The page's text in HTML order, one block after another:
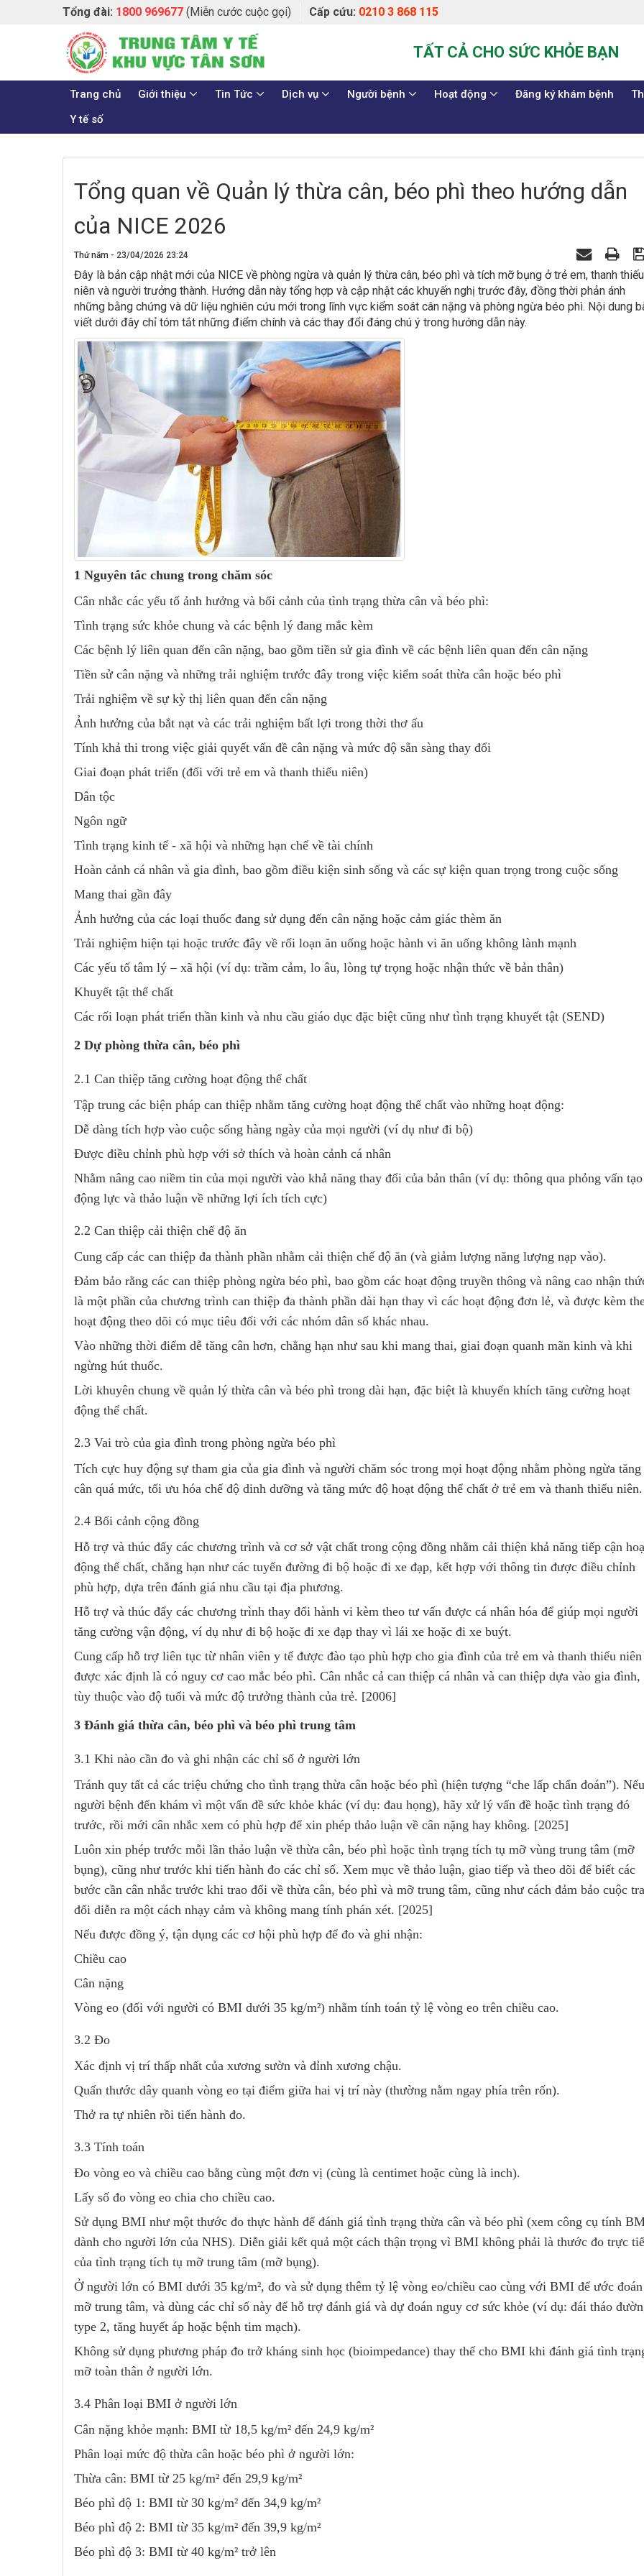
Tổng đài: 1800 969677 (Miễn cước cuộc gọi) Cấp cứu: 0210 3 868 115
TẤT CẢ CHO SỨC KHỎE BẠN
Trang chủ Giới thiệu Tin Tức Dịch vụ Người bệnh Hoạt động Đăng ký khám bệnh
Y tế số
Tổng quan về Quản lý thừa cân, béo phì theo hướng dẫn
của NICE 2026
Thứ năm - 23/04/2026 23:24
Đây là bản cập nhật mới của NICE về phòng ngừa và quản lý thừa cân, béo phì và tích mỡ bụng ở trẻ em, thanh thiếu
niên và người trưởng thành. Hướng dẫn này tổng hợp và cập nhật các khuyến nghị trước đây, đồng thời phản ánh
những bằng chứng và dữ liệu nghiên cứu mới trong lĩnh vực kiểm soát cân nặng và phòng ngừa béo phì. Nội dung
viết dưới đây chỉ tóm tắt những điểm chính và các thay đổi đáng chú ý trong hướng dẫn này.
1 Nguyên tắc chung trong chăm sóc
Cân nhắc các yếu tố ảnh hưởng và bối cảnh của tình trạng thừa cân và béo phì:
Tình trạng sức khỏe chung và các bệnh lý đang mắc kèm
Các bệnh lý liên quan đến cân nặng, bao gồm tiền sử gia đình về các bệnh liên quan đến cân nặng
Tiền sử cân nặng và những trải nghiệm trước đây trong việc kiểm soát thừa cân hoặc béo phì
Trải nghiệm về sự kỳ thị liên quan đến cân nặng
Ảnh hưởng của bắt nạt và các trải nghiệm bất lợi trong thời thơ ấu
Tính khả thi trong việc giải quyết vấn đề cân nặng và mức độ sẵn sàng thay đổi
Giai đoạn phát triển (đối với trẻ em và thanh thiếu niên)
Dân tộc
Ngôn ngữ
Tình trạng kinh tế - xã hội và những hạn chế về tài chính
Hoàn cảnh cá nhân và gia đình, bao gồm điều kiện sinh sống và các sự kiện quan trọng trong cuộc sống
Mang thai gần đây
Ảnh hưởng của các loại thuốc đang sử dụng đến cân nặng hoặc cảm giác thèm ăn
Trải nghiệm hiện tại hoặc trước đây về rối loạn ăn uống hoặc hành vi ăn uống không lành mạnh
Các yếu tố tâm lý – xã hội (ví dụ: trầm cảm, lo âu, lòng tự trọng hoặc nhận thức về bản thân)
Khuyết tật thể chất
Các rối loạn phát triển thần kinh và nhu cầu giáo dục đặc biệt cũng như tình trạng khuyết tật (SEND)
2 Dự phòng thừa cân, béo phì
2.1 Can thiệp tăng cường hoạt động thể chất
Tập trung các biện pháp can thiệp nhằm tăng cường hoạt động thể chất vào những hoạt động:
Dễ dàng tích hợp vào cuộc sống hàng ngày của mọi người (ví dụ như đi bộ)
Được điều chỉnh phù hợp với sở thích và hoàn cảnh cá nhân
Nhằm nâng cao niềm tin của mọi người vào khả năng thay đổi của bản thân (ví dụ: thông qua phỏng vấn tạo
động lực và thảo luận về những lợi ích tích cực)
2.2 Can thiệp cải thiện chế độ ăn
Cung cấp các can thiệp đa thành phần nhằm cải thiện chế độ ăn (và giảm lượng năng lượng nạp vào).
Đảm bảo rằng các can thiệp phòng ngừa béo phì, bao gồm các hoạt động truyền thông và nâng cao nhận
là một phần của chương trình can thiệp đa thành phần dài hạn thay vì các hoạt động đơn lẻ, và được kèm
hoạt động theo dõi có mục tiêu đối với các nhóm dân số khác nhau.
Vào những thời điểm dễ tăng cân hơn, chẳng hạn như sau khi mang thai, giai đoạn quanh mãn kinh và khi
ngừng hút thuốc.
Lời khuyên chung về quản lý thừa cân và béo phì trong dài hạn, đặc biệt là khuyến khích tăng cường hoạt
động thể chất.
2.3 Vai trò của gia đình trong phòng ngừa béo phì
Tích cực huy động sự tham gia của gia đình và người chăm sóc trong mọi hoạt động nhằm phòng ngừa tăng
cân quá mức, tối ưu hóa chế độ dinh dưỡng và tăng mức độ hoạt động thể chất ở trẻ em và thanh thiếu niên.
2.4 Bối cảnh cộng đồng
Hỗ trợ và thúc đẩy các chương trình và cơ sở vật chất trong cộng đồng nhằm cải thiện khả năng tiếp cận
động thể chất, chẳng hạn như các tuyến đường đi bộ hoặc đi xe đạp, kết hợp với thông tin được điều chỉnh
phù hợp, dựa trên đánh giá nhu cầu tại địa phương.
Hỗ trợ và thúc đẩy các chương trình thay đổi hành vi kèm theo tư vấn được cá nhân hóa để giúp mọi người
tăng cường vận động, ví dụ như đi bộ hoặc đi xe đạp thay vì lái xe hoặc đi xe buýt.
Cung cấp hỗ trợ liên tục từ nhân viên y tế được đào tạo phù hợp cho gia đình của trẻ em và thanh thiếu niên
được xác định là có nguy cơ cao mắc béo phì. Cân nhắc cả can thiệp cá nhân và can thiệp dựa vào gia đình,
tùy thuộc vào độ tuổi và mức độ trưởng thành của trẻ. [2006]
3 Đánh giá thừa cân, béo phì và béo phì trung tâm
3.1 Khi nào cần đo và ghi nhận các chỉ số ở người lớn
Tránh quy tất cả các triệu chứng cho tình trạng thừa cân hoặc béo phì (hiện tượng “che lấp chẩn đoán”). Nếu
người bệnh đến khám vì một vấn đề sức khỏe khác (ví dụ: đau họng), hãy xử lý vấn đề hoặc tình trạng đó
trước, rồi mới cân nhắc xem có phù hợp để xin phép thảo luận về cân nặng hay không. [2025]
Luôn xin phép trước mỗi lần thảo luận về thừa cân, béo phì hoặc tình trạng tích tụ mỡ vùng trung tâm (mỡ
bụng), cũng như trước khi tiến hành đo các chỉ số. Xem mục về thảo luận, giao tiếp và theo dõi để biết các
bước cần cân nhắc trước khi trao đổi về thừa cân, béo phì và mỡ trung tâm, cũng như cách đảm bảo cuộc
đổi diễn ra một cách nhạy cảm và không mang tính phán xét. [2025]
Nếu được đồng ý, tận dụng các cơ hội phù hợp để đo và ghi nhận:
Chiều cao
Cân nặng
Vòng eo (đối với người có BMI dưới 35 kg/m²) nhằm tính toán tỷ lệ vòng eo trên chiều cao.
3.2 Đo
Xác định vị trí thấp nhất của xương sườn và đỉnh xương chậu.
Quấn thước dây quanh vòng eo tại điểm giữa hai vị trí này (thường nằm ngay phía trên rốn).
Thở ra tự nhiên rồi tiến hành đo.
3.3 Tính toán
Đo vòng eo và chiều cao bằng cùng một đơn vị (cùng là centimet hoặc cùng là inch).
Lấy số đo vòng eo chia cho chiều cao.
Sử dụng BMI như một thước đo thực hành để đánh giá tình trạng thừa cân và béo phì (xem công cụ tính
dành cho người lớn của NHS). Diễn giải kết quả một cách thận trọng vì BMI không phải là thước đo trực
của tình trạng tích tụ mỡ trung tâm (mỡ bụng).
Ở người lớn có BMI dưới 35 kg/m², đo và sử dụng thêm tỷ lệ vòng eo/chiều cao cùng với BMI để ước đoán
mỡ trung tâm, và dùng các chỉ số này để hỗ trợ đánh giá và dự đoán nguy cơ sức khỏe (ví dụ: đái tháo
type 2, tăng huyết áp hoặc bệnh tim mạch).
Không sử dụng phương pháp đo trở kháng sinh học (bioimpedance) thay thế cho BMI khi đánh giá tình
mỡ toàn thân ở người lớn.
3.4 Phân loại BMI ở người lớn
Cân nặng khỏe mạnh: BMI từ 18,5 kg/m² đến 24,9 kg/m²
Phân loại mức độ thừa cân hoặc béo phì ở người lớn:
Thừa cân: BMI từ 25 kg/m² đến 29,9 kg/m²
Béo phì độ 1: BMI từ 30 kg/m² đến 34,9 kg/m²
Béo phì độ 2: BMI từ 35 kg/m² đến 39,9 kg/m²
Béo phì độ 3: BMI từ 40 kg/m² trở lên